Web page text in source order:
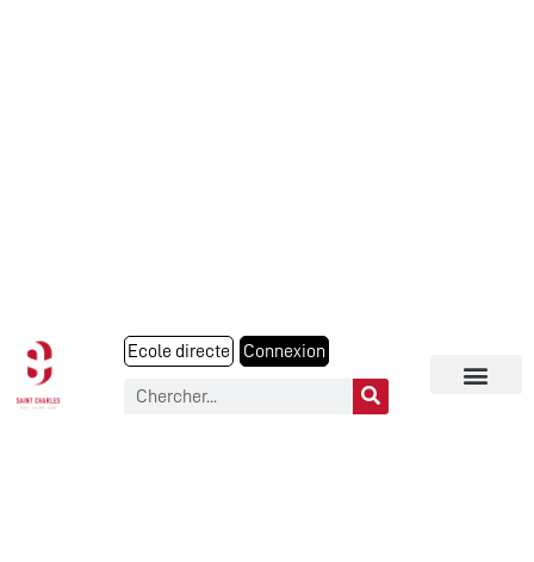
Ecole directe Connexion